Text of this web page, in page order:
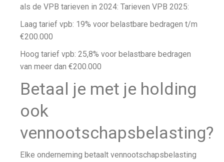
als de VPB tarieven in 2024: Tarieven VPB 2025:
Laag tarief vpb: 19% voor belastbare bedragen t/m
€200.000
Hoog tarief vpb: 25,8% voor belastbare bedragen
van meer dan €200.000
Betaal je met je holding
ook
vennootschapsbelasting?
Elke onderneming betaalt vennootschapsbelasting